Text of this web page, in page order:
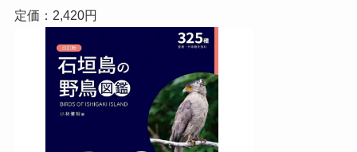
定価：2,420円